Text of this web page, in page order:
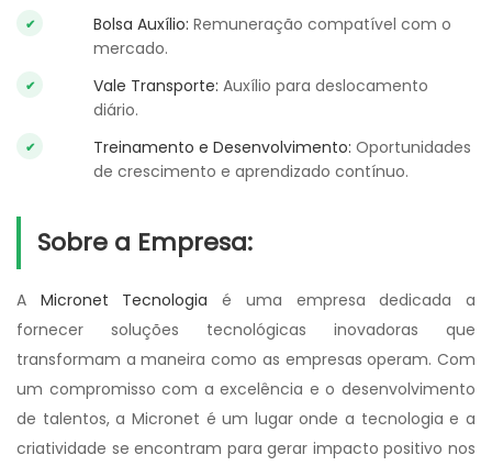
Bolsa Auxílio: Remuneração compatível com o
mercado.
Vale Transporte: Auxílio para deslocamento
diário.
Treinamento e Desenvolvimento: Oportunidades
de crescimento e aprendizado contínuo.
Sobre a Empresa:
A Micronet Tecnologia é uma empresa dedicada a
fornecer soluções tecnológicas inovadoras que
transformam a maneira como as empresas operam. Com
um compromisso com a excelência e o desenvolvimento
de talentos, a Micronet é um lugar onde a tecnologia e a
criatividade se encontram para gerar impacto positivo nos